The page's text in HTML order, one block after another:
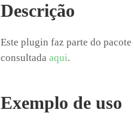
Descrição
Este plugin faz parte do
consultada aqui.
Exemplo de uso